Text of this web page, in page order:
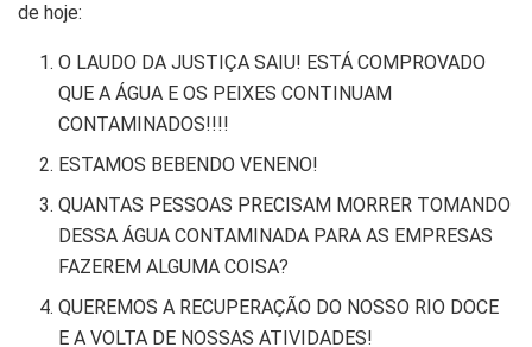
de hoje:
O LAUDO DA JUSTIÇA SAIU! ESTÁ COMPROVADO
QUE A ÁGUA E OS PEIXES CONTINUAM
CONTAMINADOS!!!!
ESTAMOS BEBENDO VENENO!
QUANTAS PESSOAS PRECISAM MORRER TOMANDO
DESSA ÁGUA CONTAMINADA PARA AS EMPRESAS
FAZEREM ALGUMA COISA?
QUEREMOS A RECUPERAÇÃO DO NOSSO RIO DOCE
E A VOLTA DE NOSSAS ATIVIDADES!